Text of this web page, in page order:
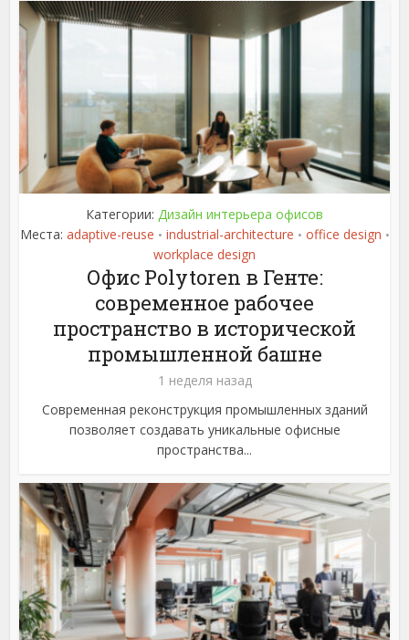
Категории: Дизайн интерьера офисов
Места: adaptive-reuse • industrial-architecture • office design •
workplace design
Офис Polytoren в Генте:
современное рабочее
пространство в исторической
промышленной башне
1 неделя назад
Современная реконструкция промышленных зданий
позволяет создавать уникальные офисные
пространства...